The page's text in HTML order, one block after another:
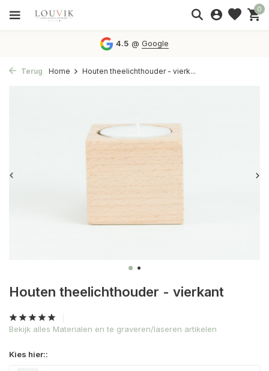
0
4.5 @Google
Terug Home Houten theelichthouder - vierk...
Houten theelichthouder - vierkant
Bekijk alles Materialen en te graveren/laseren artikelen
Kies hier::